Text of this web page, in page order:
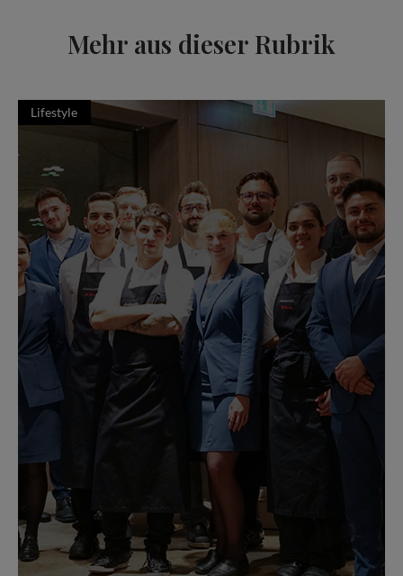
Mehr aus dieser Rubrik
Lifestyle